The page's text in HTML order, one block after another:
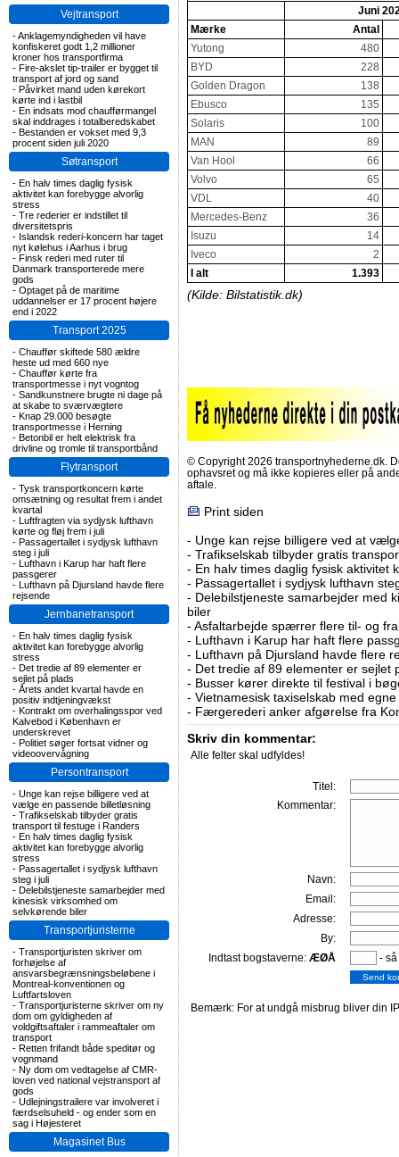
Vejtransport
-Anklagemyndigheden vil have
konfiskeret godt 1,2 millioner
kroner hos transportfirma
- Fire-akslet tip-trailer er bygget til
transport af jord og sand
- Påvirket mand uden kørekort
kørte ind i lastbil
- En indsats mod chaufførmangel
skal inddrages i totalberedskabet
- Bestanden er vokset med 9,3
procent siden juli 2020
Søtransport
- En halv times daglig fysisk
aktivitet kan forebygge alvorlig
stress
- Tre rederier er indstillet til
diversitetspris
- Islandsk rederi-koncern har taget
nyt kølehus i Aarhus i brug
- Finsk rederi med ruter til
Danmark transporterede mere
gods
- Optaget på de maritime
uddannelser er 17 procent højere
end i 2022
Transport 2025
- Chauffør skiftede 580 ældre
heste ud med 660 nye
- Chauffør kørte fra
transportmesse i nyt vogntog
- Sandkunstnere brugte ni dage på
at skabe to sværvægtere
- Knap 29.000 besøgte
transportmesse i Herning
- Betonbil er helt elektrisk fra
drivline og tromle til transportbånd
Flytransport
- Tysk transportkoncern kørte
omsætning og resultat frem i andet
kvartal
- Luftfragten via sydjysk lufthavn
kørte og fløj frem i juli
- Passagertallet i sydjysk lufthavn
steg i juli
- Lufthavn i Karup har haft flere
passgerer
- Lufthavn på Djursland havde flere
rejsende
Jernbanetransport
- En halv times daglig fysisk
aktivitet kan forebygge alvorlig
stress
- Det tredie af 89 elementer er
sejlet på plads
- Årets andet kvartal havde en
positiv indtjeningvækst
- Kontrakt om overhalingsspor ved
Kalvebod i København er
underskrevet
- Politiet søger fortsat vidner og
videoovervågning
Persontransport
- Unge kan rejse billigere ved at
vælge en passende billetløsning
- Trafikselskab tilbyder gratis
transport til festuge i Randers
- En halv times daglig fysisk
aktivitet kan forebygge alvorlig
stress
- Passagertallet i sydjysk lufthavn
steg i juli
- Delebilstjeneste samarbejder med
kinesisk virksomhed om
selvkørende biler
Transportjuristerne
- Transportjuristen skriver om
forhøjelse af
ansvarsbegrænsningsbeløbene i
Montreal-konventionen og
Luftfartsloven
- Transportjuristerne skriver om ny
dom om gyldigheden af
voldgiftsaftaler i rammeaftaler om
transport
- Retten frifandt både speditør og
vognmand
- Ny dom om vedtagelse af CMR-
loven ved national vejstransport af
gods
- Udlejningstrailere var involveret i
færdselsuheld - og ender som en
sag i Højesteret
Magasinet Bus
Juni
Mærke
Antal
Yutong
480
BYD
228
Golden Dragon
138
Ebusco
135
Solaris
100
MAN
89
Van Hool
66
Volvo
65
VDL
40
Mercedes-Benz
36
Isuzu
14
Iveco
2
I alt
1.393
(Kilde: Bilstatistik.dk)
© Copyright 2026 transportnyhederne.dk.
ophavsret og må ikke kopieres eller på
aftale.
Print siden
- Unge kan rejse billigere ved at
- Trafikselskab tilbyder gratis
- En halv times daglig fysisk aktivitet
- Passagertallet i sydjysk lufthavn
- Delebilstjeneste samarbejder med
biler
- Asfaltarbejde spærrer flere til- og
- Lufthavn i Karup har haft flere
- Lufthavn på Djursland havde flere
- Det tredie af 89 elementer er sejlet
- Busser kører direkte til festival i
- Vietnamesisk taxiselskab med
- Færgerederi anker afgørelse fra
Skriv din kommentar:
Alle felter skal udfyldes!
Titel:
Kommentar:
Navn:
Email:
Adresse:
By:
Indtast bogstaverne: ÆØÅ -
Bemærk: For at undgå misbrug bliver din